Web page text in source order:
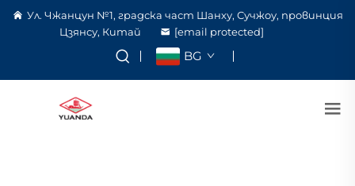
Ул. Чжанцун №1, градска част Шанху, Сучжоу, провинция
Цзянсу, Китай
[email protected]
BG